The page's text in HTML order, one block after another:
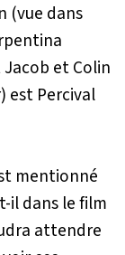
(vue dans
et Colin
est Percival
mentionné
il dans le film
attendre